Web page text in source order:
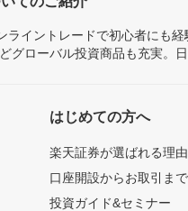
ライントレードで初心者にも
グローバル投資商品も充実。
はじめての方へ
楽天証券が選ばれる理由
口座開設からお取引ま
投資ガイド&セミナー